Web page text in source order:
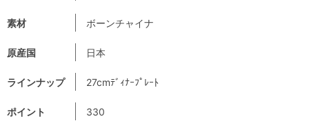
素材 ボーンチャイナ
原産国 日本
ラインナップ 27cmﾃﾞｨﾅｰﾌﾟﾚｰﾄ
ポイント 330